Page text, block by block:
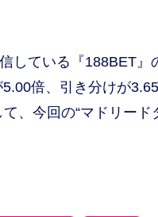
している『188BET』
倍、引き分けが
、今回の“マドリード